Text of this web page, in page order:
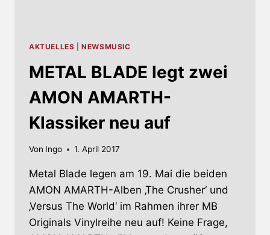
AKTUELLES |NEWSMUSIC
METAL BLADE legt zwei
AMON AMARTH-
Klassiker neu auf
Von Ingo 1. April 2017
Metal Blade legen am 19. Mai die beiden
AMON AMARTH-Alben ‚The Crusher‘ und
‚Versus The World‘ im Rahmen ihrer MB
Originals Vinylreihe neu auf! Keine Frage,